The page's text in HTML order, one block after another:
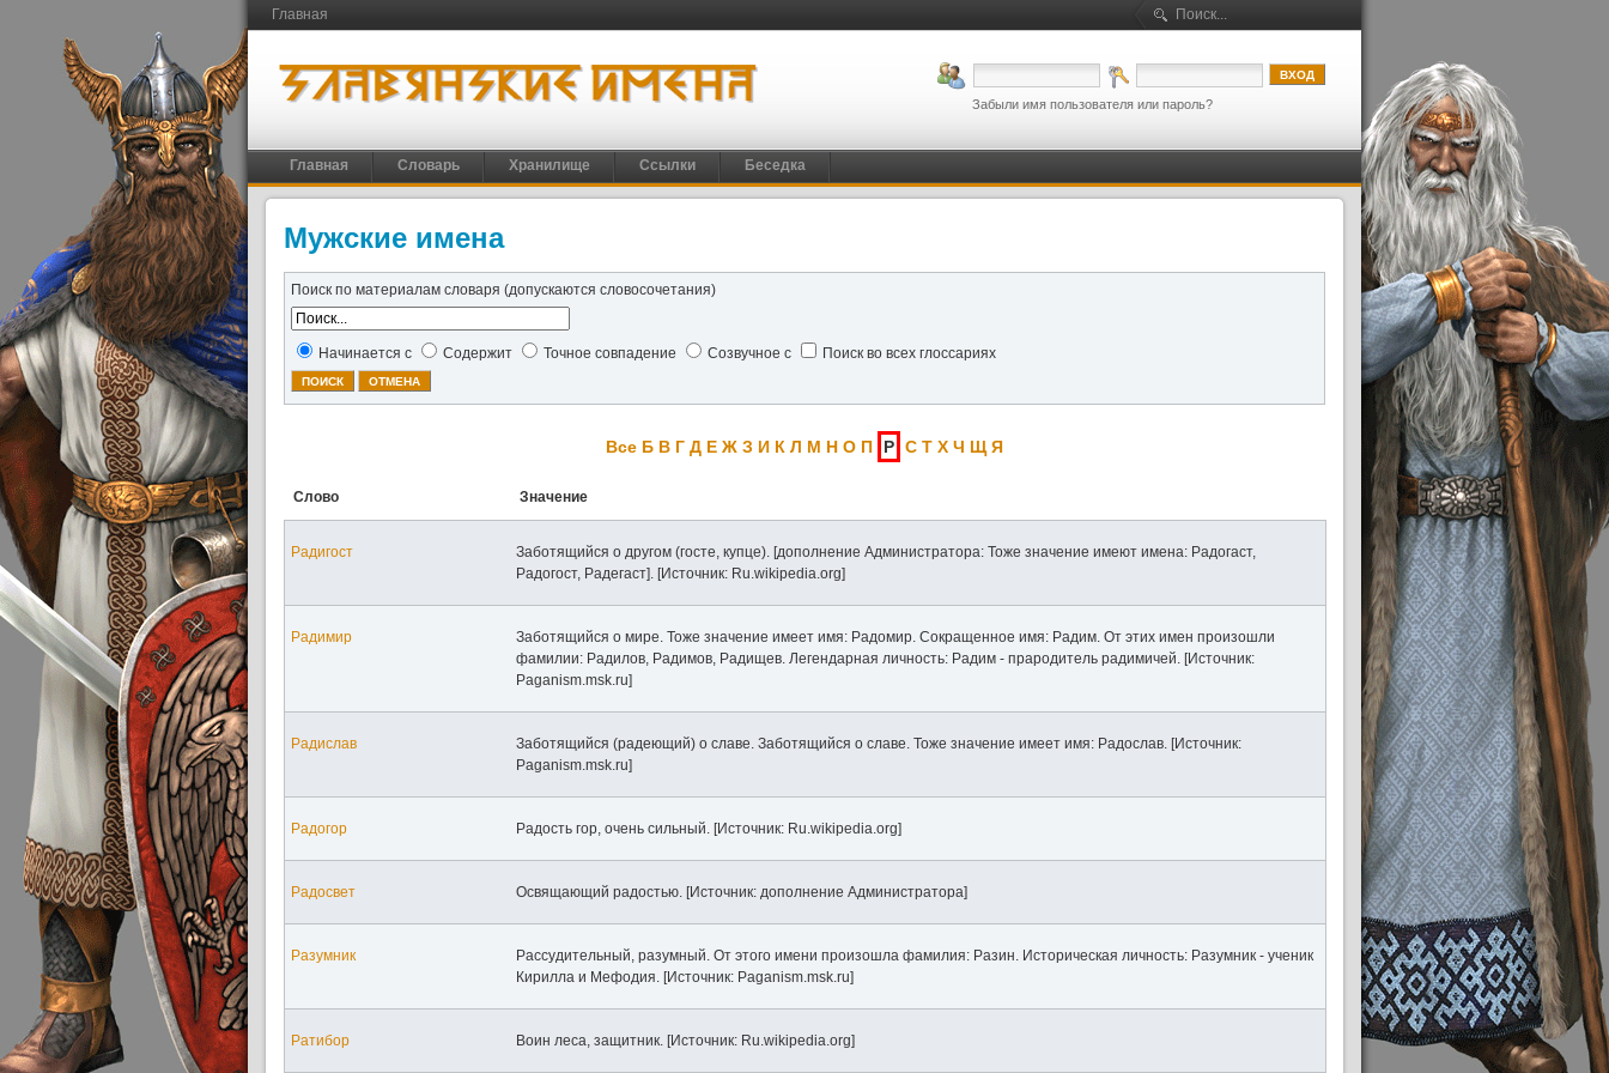
Главная
Забыли имя пользователя или пароль?
Главная Словарь Хранилище Ссылки Беседка
Мужские имена
Поиск по материалам словаря (допускаются словосочетания)
Начинается с Содержит Точное совпадение Созвучное с Поиск во всех глоссариях
Все Б В Г Д Е Ж З И К Л М Н О П Р С Т Х Ч Щ Я
Слово Значение
Радигост
Заботящийся о другом (госте, купце). [дополнение Администратора: Тоже значение имеют имена: Радогаст,
Радогост, Радегаст]. [Источник: Ru.wikipedia.org]
Радимир
Заботящийся о мире. Тоже значение имеет имя: Радомир. Сокращенное имя: Радим. От этих имен произошли
фамилии: Радилов, Радимов, Радищев. Легендарная личность: Радим - прародитель радимичей. [Источник:
Paganism.msk.ru]
Радислав
Заботящийся (радеющий) о славе. Заботящийся о славе. Тоже значение имеет имя: Радослав. [Источник:
Paganism.msk.ru]
Радогор Радость гор, очень сильный. [Источник: Ru.wikipedia.org]
Радосвет Освящающий радостью. [Источник: дополнение Администратора]
Разумник
Рассудительный, разумный. От этого имени произошла фамилия: Разин. Историческая личность: Разумник - ученик
Кирилла и Мефодия. [Источник: Paganism.msk.ru]
Ратибор Воин леса, защитник. [Источник: Ru.wikipedia.org]